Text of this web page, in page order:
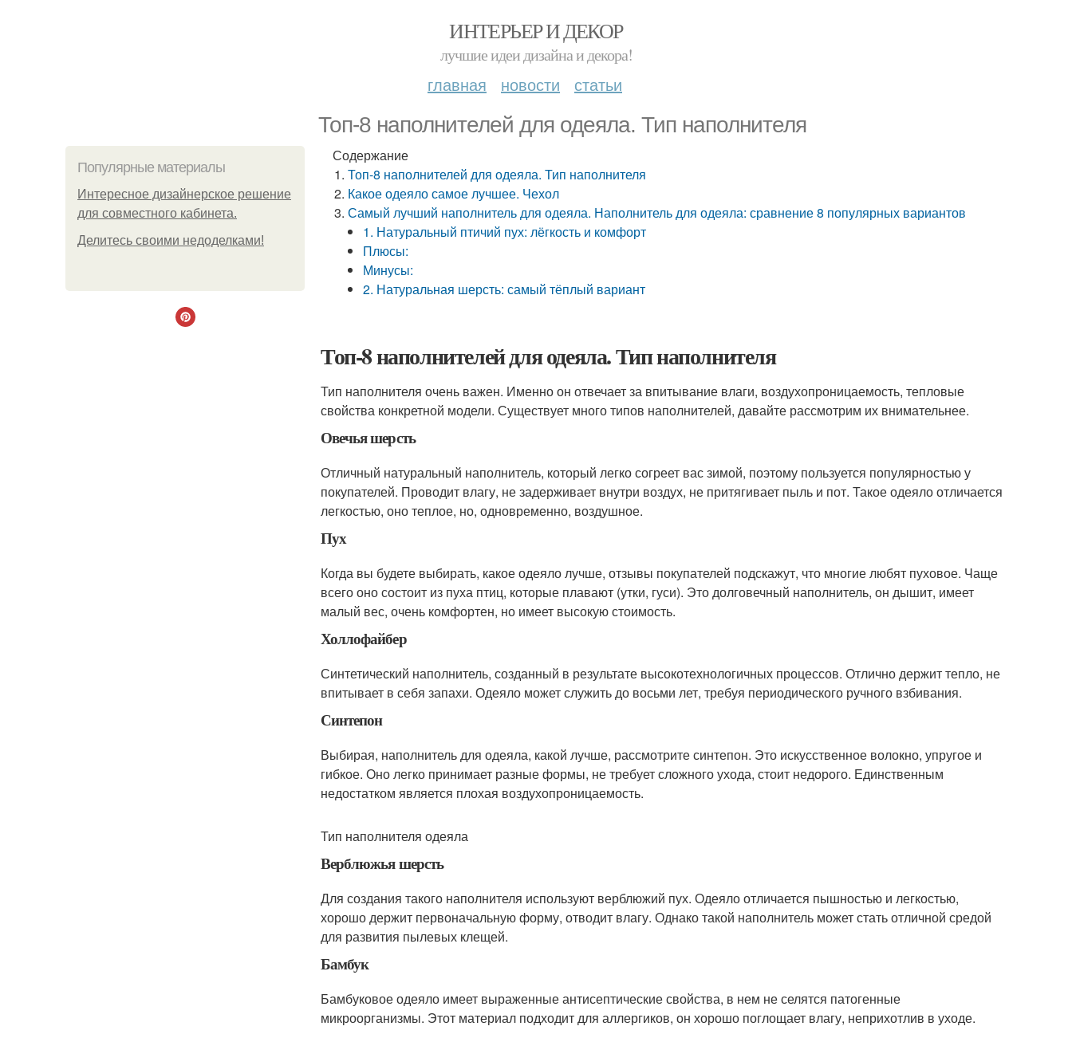
ИНТЕРЬЕР И ДЕКОР
лучшие идеи дизайна и декора!
главная новости статьи
Топ-8 наполнителей для одеяла. Тип наполнителя
Популярные материалы
Интересное дизайнерское решение
для совместного кабинета.
Делитесь своими недоделками!
Содержание
Топ-8 наполнителей для одеяла. Тип наполнителя
Какое одеяло самое лучшее. Чехол
Самый лучший наполнитель для одеяла. Наполнитель для одеяла: сравнение 8 популярных вариантов
1. Натуральный птичий пух: лёгкость и комфорт
Плюсы:
Минусы:
2. Натуральная шерсть: самый тёплый вариант
Топ-8 наполнителей для одеяла. Тип наполнителя
Тип наполнителя очень важен. Именно он отвечает за впитывание влаги, воздухопроницаемость, тепловые
свойства конкретной модели. Существует много типов наполнителей, давайте рассмотрим их внимательнее.
Овечья шерсть
Отличный натуральный наполнитель, который легко согреет вас зимой, поэтому пользуется популярностью у
покупателей. Проводит влагу, не задерживает внутри воздух, не притягивает пыль и пот. Такое одеяло отличается
легкостью, оно теплое, но, одновременно, воздушное.
Пух
Когда вы будете выбирать, какое одеяло лучше, отзывы покупателей подскажут, что многие любят пуховое. Чаще
всего оно состоит из пуха птиц, которые плавают (утки, гуси). Это долговечный наполнитель, он дышит, имеет
малый вес, очень комфортен, но имеет высокую стоимость.
Холлофайбер
Синтетический наполнитель, созданный в результате высокотехнологичных процессов. Отлично держит тепло, не
впитывает в себя запахи. Одеяло может служить до восьми лет, требуя периодического ручного взбивания.
Синтепон
Выбирая, наполнитель для одеяла, какой лучше, рассмотрите синтепон. Это искусственное волокно, упругое и
гибкое. Оно легко принимает разные формы, не требует сложного ухода, стоит недорого. Единственным
недостатком является плохая воздухопроницаемость.
Тип наполнителя одеяла
Верблюжья шерсть
Для создания такого наполнителя используют верблюжий пух. Одеяло отличается пышностью и легкостью,
хорошо держит первоначальную форму, отводит влагу. Однако такой наполнитель может стать отличной средой
для развития пылевых клещей.
Бамбук
Бамбуковое одеяло имеет выраженные антисептические свойства, в нем не селятся патогенные
микроорганизмы. Этот материал подходит для аллергиков, он хорошо поглощает влагу, неприхотлив в уходе.